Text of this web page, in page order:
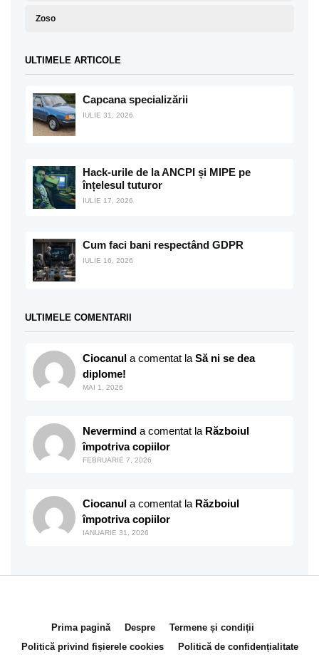
Zoso
ULTIMELE ARTICOLE
Capcana specializării
IULIE 31, 2026
Hack-urile de la ANCPI și MIPE pe
înțelesul tuturor
IULIE 17, 2026
Cum faci bani respectând GDPR
IULIE 16, 2026
ULTIMELE COMENTARII
Ciocanul a comentat la Să ni se dea
diplome!
MAI 1, 2026
Nevermind a comentat la Războiul
împotriva copiilor
FEBRUARIE 7, 2026
Ciocanul a comentat la Războiul
împotriva copiilor
IANUARIE 31, 2026
Prima pagină Despre
Termene și condiții
Politică privind fișierele cookies
Politică de confidențialitate